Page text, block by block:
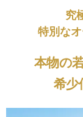
究
特別な
本物の
希少